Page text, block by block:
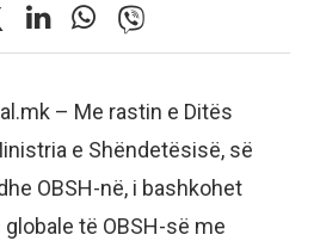
– Me rastin e Ditës
e Shëndetësisë, së
OBSH-në, i bashkohet
të OBSH-së me